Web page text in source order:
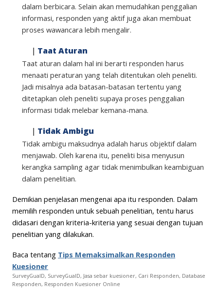
dalam berbicara. Selain akan memudahkan penggalian
informasi, responden yang aktif juga akan membuat
proses wawancara lebih mengalir.
| Taat Aturan
Taat aturan dalam hal ini berarti responden harus
menaati peraturan yang telah ditentukan oleh peneliti.
Jadi misalnya ada batasan-batasan tertentu yang
ditetapkan oleh peneliti supaya proses penggalian
informasi tidak melebar kemana-mana.
| Tidak Ambigu
Tidak ambigu maksudnya adalah harus objektif dalam
menjawab. Oleh karena itu, peneliti bisa menyusun
kerangka sampling agar tidak menimbulkan keambiguan
dalam penelitian.
Demikian penjelasan mengenai apa itu responden. Dalam
memilih responden untuk sebuah penelitian, tentu harus
didasari dengan kriteria-kriteria yang sesuai dengan tujuan
penelitian yang dilakukan.
Baca tentang Tips Memaksimalkan Responden
Kuesioner
SurveyGuaID, SurveyGuaID, Jasa sebar kuesioner, Cari Responden, Database
Responden, Responden Kuesioner Online